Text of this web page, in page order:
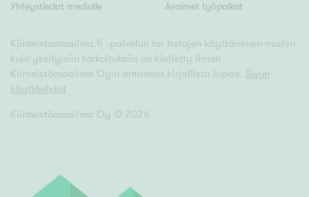
Yhteystiedot medialle Avoimet työpaikat
Kiinteistomaailma.fi -palvelun tai tietojen käyttäminen muihin
kuin yksityisiin tarkoituksiin on kielletty ilman
Kiinteistömaailma Oy:n antamaa kirjallista lupaa. Sivun
käyttöehdot
Kiinteistömaailma Oy © 2026